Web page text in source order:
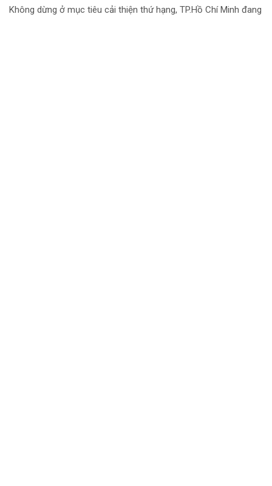
Không dừng ở mục tiêu cải thiện thứ hạng, TP.Hồ Chí Minh đang